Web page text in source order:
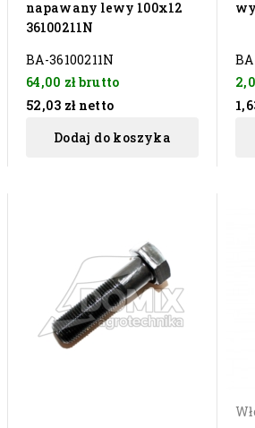
napawany lewy 100x12
36100211N
BA-36100211N
64,00 złbrutto
52,03 zł netto
Dodaj do koszyka